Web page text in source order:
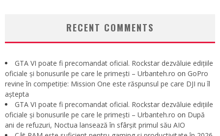
RECENT COMMENTS
GTA VI poate fi precomandat oficial. Rockstar dezvăluie edițiile
oficiale și bonusurile pe care le primești – Urbanteh.ro on GoPro
revine în competiție: Mission One este răspunsul pe care DJI nu îl
aștepta
GTA VI poate fi precomandat oficial. Rockstar dezvăluie edițiile
oficiale și bonusurile pe care le primești – Urbanteh.ro on După
ani de refuzuri, Noctua lansează în sfârșit primul său AIO